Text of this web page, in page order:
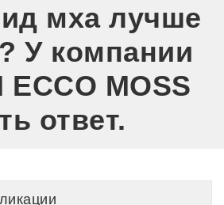
мха лучше
У компании
ECCO MOSS
ответ.